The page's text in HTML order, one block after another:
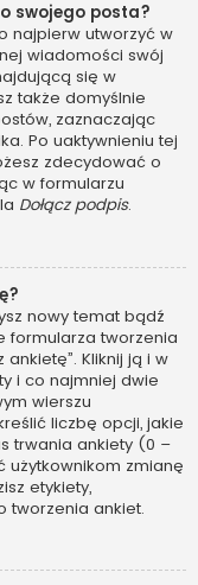
swojego posta?
najpierw utworzyć w
wiadomości swój
się w
także domyślnie
zaznaczając
Po uaktywnieniu tej
zdecydować o
w formularzu
Dołącz podpis.
nowy temat bądź
formularza tworzenia
Kliknij ją i w
i co najmniej dwie
wierszu
liczbę opcji, jakie
trwania ankiety (0 –
użytkownikom zmianę
etykiety,
tworzenia ankiet.